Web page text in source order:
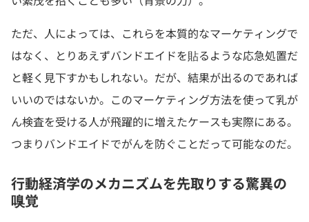
ただ、人によっては、これらを本質的なマーケティングで
はなく、とりあえずバンドエイドを貼るような応急処置だ
と軽く見下すかもしれない。だが、結果が出るのであれば
いいのではないか。このマーケティング方法を使って乳が
ん検査を受ける人が飛躍的に増えたケースも実際にある。
つまりバンドエイドでがんを防ぐことだって可能なのだ。
行動経済学のメカニズムを先取りする驚異の
嗅覚